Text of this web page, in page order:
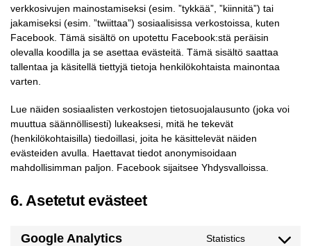
verkkosivujen mainostamiseksi (esim. ”tykkää”, ”kiinnitä”) tai
jakamiseksi (esim. ”twiittaa”) sosiaalisissa verkostoissa, kuten
Facebook. Tämä sisältö on upotettu Facebook:stä peräisin
olevalla koodilla ja se asettaa evästeitä. Tämä sisältö saattaa
tallentaa ja käsitellä tiettyjä tietoja henkilökohtaista mainontaa
varten.
Lue näiden sosiaalisten verkostojen tietosuojalausunto (joka voi
muuttua säännöllisesti) lukeaksesi, mitä he tekevät
(henkilökohtaisilla) tiedoillasi, joita he käsittelevät näiden
evästeiden avulla. Haettavat tiedot anonymisoidaan
mahdollisimman paljon. Facebook sijaitsee Yhdysvalloissa.
6. Asetetut evästeet
Google Analytics Statistics